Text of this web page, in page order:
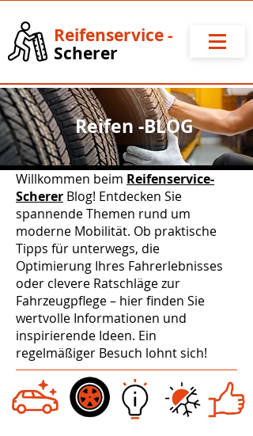
Reifenservice-
Scherer
Reifen -BLOG
Willkommen beim Reifenservice-
Scherer Blog! Entdecken Sie
spannende Themen rund um
moderne Mobilität. Ob praktische
Tipps für unterwegs, die
Optimierung Ihres Fahrerlebnisses
oder clevere Ratschläge zur
Fahrzeugpflege – hier finden Sie
wertvolle Informationen und
inspirierende Ideen. Ein
regelmäßiger Besuch lohnt sich!